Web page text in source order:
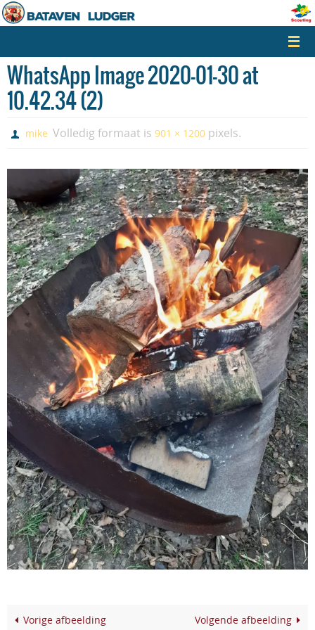
Naar
de
springen
WhatsApp Image 2020-01-30 at
10.42.34 (2)
mike Volledig formaat is901 × 1200 pixels.
Vorige afbeelding Volgende afbeelding